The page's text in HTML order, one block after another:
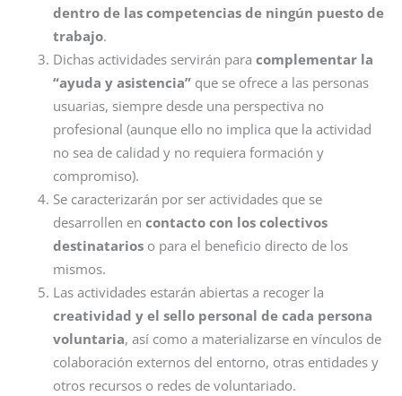
dentro de las competencias de ningún puesto de
trabajo.
Dichas actividades servirán para complementar la
“ayuda y asistencia”que se ofrece a las personas
usuarias, siempre desde una perspectiva no
profesional (aunque ello no implica que la actividad
no sea de calidad y no requiera formación y
compromiso).
Se caracterizarán por ser actividades que se
desarrollen en contacto con los colectivos
destinatarioso para el beneficio directo de los
mismos.
Las actividades estarán abiertas a recoger la
creatividad y el sello personal de cada persona
voluntaria, así como a materializarse en vínculos de
colaboración externos del entorno, otras entidades y
otros recursos o redes de voluntariado.